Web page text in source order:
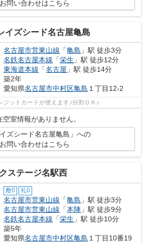
お問い合わせはこちら
イズシード名古屋亀島
名古屋市営東山線 「亀島 」駅 徒歩3分
名鉄名古屋本線 「栄生 」駅 徒歩12分
東海道本線 「名古屋 」駅 徒歩14分
築2年
愛知県名古屋市中村区亀島 １丁目12-2
ットカードが使えます♪分割ＯＫ♪
空室情報がありません。
イズシード名古屋亀島」への
お問い合わせはこちら
ステージ名駅西
敷0 礼0
名古屋市営東山線 「亀島 」駅 徒歩3分
名古屋市営東山線 「本陣 」駅 徒歩9分
名鉄名古屋本線 「栄生 」駅 徒歩10分
築5年
愛知県名古屋市中村区亀島 １丁目10番19